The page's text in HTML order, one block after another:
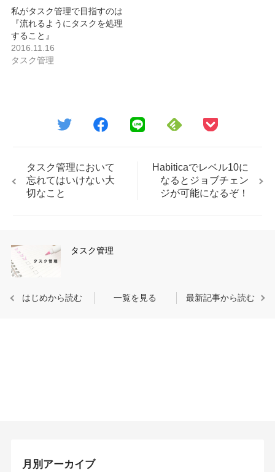
私がタスク管理で目指すのは
『流れるようにタスクを処理
すること』
2016.11.16
タスク管理
タスク管理において
忘れてはいけない大
切なこと
Habiticaでレベル10に
なるとジョブチェン
ジが可能になるぞ！
タスク管理
はじめから読む 一覧を見る 最新記事から読む
月別アーカイブ